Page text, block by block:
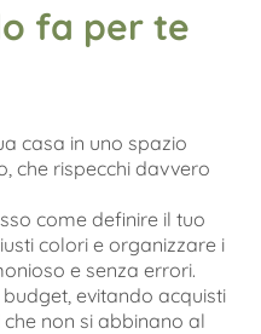
fa per te
casa in uno spazio
che rispecchi davvero
come definire il tuo
colori e organizzare i
e senza errori.
budget, evitando acquisti
non si abbinano al